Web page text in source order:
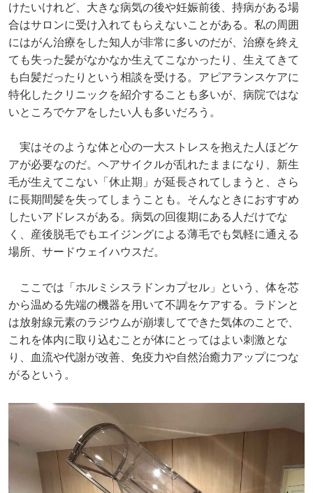
けたいけれど、大きな病気の後や妊娠前後、持病がある場
合はサロンに受け入れてもらえないことがある。私の周囲
にはがん治療をした知人が非常に多いのだが、治療を終え
ても失った髪がなかなか生えてこなかったり、生えてきて
も白髪だったりという相談を受ける。アピアランスケアに
特化したクリニックを紹介することも多いが、病院ではな
いところでケアをしたい人も多いだろう。
実はそのような体と心の一大ストレスを抱えた人ほどケ
アが必要なのだ。ヘアサイクルが乱れたままになり、新生
毛が生えてこない「休止期」が延長されてしまうと、さら
に長期間髪を失ってしまうことも。そんなときにおすすめ
したいアドレスがある。病気の回復期にある人だけでな
く、産後脱毛でもエイジングによる薄毛でも気軽に通える
場所、サードウェイハウスだ。
ここでは「ホルミシスラドンカプセル」という、体を芯
から温める先端の機器を用いて不調をケアする。ラドンと
は放射線元素のラジウムが崩壊してできた気体のことで、
これを体内に取り込むことが体にとってはよい刺激とな
り、血流や代謝が改善、免疫力や自然治癒力アップにつな
がるという。